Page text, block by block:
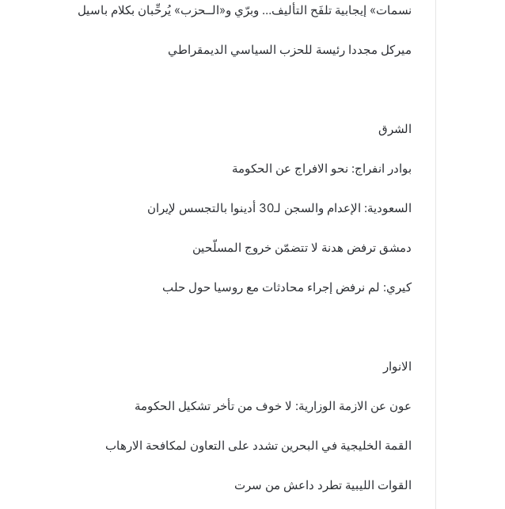
نسمات» إيجابية تلفَح التأليف… وبرّي و«الــحزب» يُرحِّبان بكلام باسيل
ميركل مجددا رئيسة للحزب السياسي الديمقراطي
الشرق
بوادر انفراج: نحو الافراج عن الحكومة
السعودية: الإعدام والسجن لـ30 أدينوا بالتجسس لإيران
دمشق ترفض هدنة لا تتضمّن خروج المسلّحين
كيري: لم نرفض إجراء محادثات مع روسيا حول حلب
الانوار
عون عن الازمة الوزارية: لا خوف من تأخر تشكيل الحكومة
القمة الخليجية في البحرين تشدد على التعاون لمكافحة الارهاب
القوات الليبية تطرد داعش من سرت